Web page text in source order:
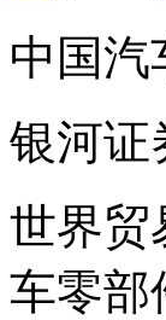
中国汽
银河证
世界贸
车零部